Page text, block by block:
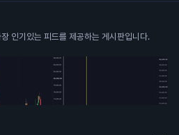
인기있는 피드를 제공하는 게시판입니다.